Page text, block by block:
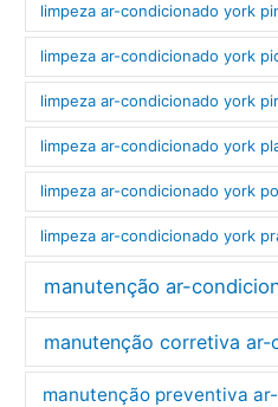
limpeza ar-condicionado york
limpeza ar-condicionado york
limpeza ar-condicionado york
limpeza ar-condicionado york
limpeza ar-condicionado york
limpeza ar-condicionado york
manutenção ar-
manutenção corretiva
manutenção preventiva